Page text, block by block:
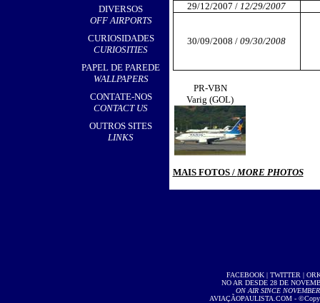
DIVERSOS
OFF AIRPORTS
CURIOSIDADES
CURIOSITIES
PAPEL DE PAREDE
WALLPAPERS
CONTATE-NOS
CONTACT US
OUTROS SITES
LINKS
29/12/2007 / 12/29/2007
30/09/2008 / 09/30/2008
PR-VBN
Varig (GOL)
MAIS FOTOS / MORE PHOTOS
FACEBOOK| TWITTER |
NO AR DESDE 28 DE
ON AIR SINCE
AVIAÇÃOPAULISTA.COM -